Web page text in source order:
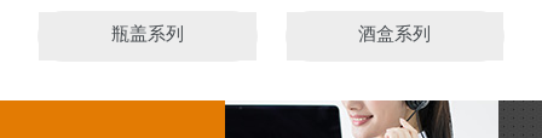
瓶盖系列 酒盒系列